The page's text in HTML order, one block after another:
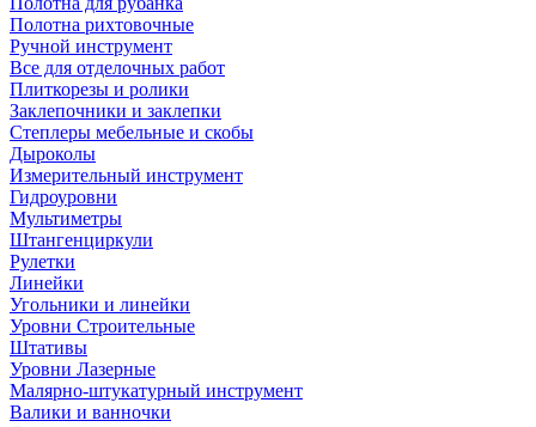
Полотна рихтовочные
Ручной инструмент
Все для отделочных работ
Плиткорезы и ролики
Заклепочники и заклепки
Степлеры мебельные и скобы
Дыроколы
Измерительный инструмент
Гидроуровни
Мультиметры
Штангенциркули
Рулетки
Линейки
Угольники и линейки
Уровни Строительные
Штативы
Уровни Лазерные
Малярно-штукатурный инструмент
Валики и ванночки